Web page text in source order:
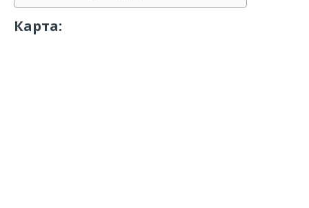
Карта: